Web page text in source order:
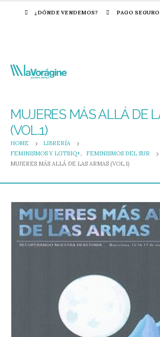
¿DÓNDE VENDEMOS? PAGO SEGURO
MUJERES MÁS ALLÁ DE
(VOL.1)
HOME
LIBRERÍA
FEMINISMOS Y LGTBIQ+,
FEMINISMOS DEL SUR
MUJERES MÁS ALLÁ DE LAS ARMAS (VOL.1)